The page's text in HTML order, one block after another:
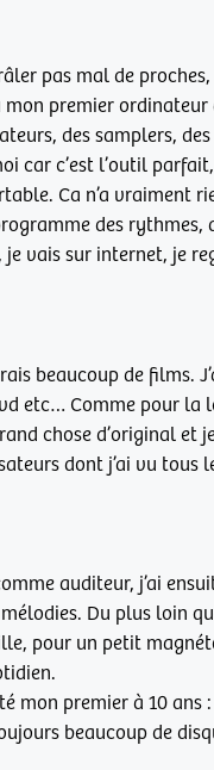
pas mal de
mon premier
des samplers,
car c’est l’outil
Ca n’a vraiment
des rythmes,
vais sur internet, je
beaucoup de films.
etc… Comme pour la
chose d’original et
dont j’ai vu tous
auditeur, j’ai
Du plus loin
pour un petit
mon premier à 10 ans
beaucoup de